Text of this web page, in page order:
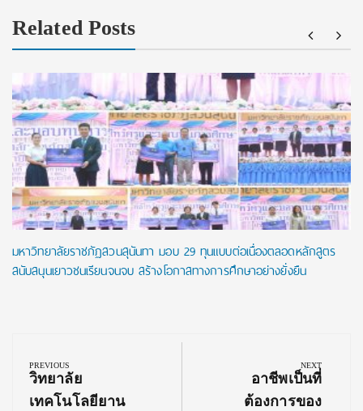
Related Posts
มหาวิทยาลัยราชภัฏสวนสุนันทา มอบ 29 ทุนแบบต่อเนื่องตลอดหลักสูตร
สนับสนุนเยาวชนเรียนจนจบ สร้างโอกาสทางการศึกษาอย่างยั่งยืน
navigation
PREVIOUS
Previous
Post:
วิทยาลัย
เทคโนโลยียาน
NEXT
Next
Post:
อาชีพเป็นที่
ต้องการของ